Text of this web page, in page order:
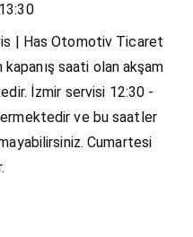
| Has Otomotiv Ticaret
saati olan akşam
İzmir servisi 12:30 -
ve bu saatler
Cumartesi